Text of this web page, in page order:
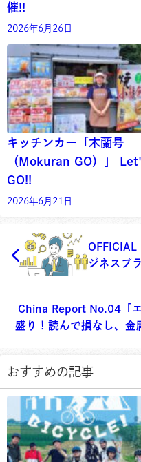
催!!
2026年6月26日
キッチンカー「木蘭号
（Mokuran GO）」
GO!!
2026年6月21日
OFFICIAL
ジネスプ
China Report No.04「
盛り！読んで損なし、金
おすすめの記事